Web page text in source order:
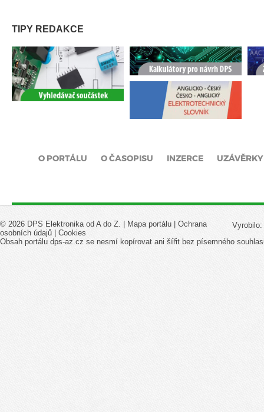
TIPY REDAKCE
O PORTÁLU O ČASOPISU INZERCE UZÁVĚRKY
Vyrobilo:
© 2026 DPS Elektronika od A do Z. | Mapa portálu
Ochrana
osobních údajů
Cookies
Obsah portálu dps-az.cz se nesmí kopírovat ani šířit bez písemného